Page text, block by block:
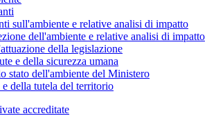
sull'ambiente e relative analisi di impatto
dell'ambiente e relative analisi di impatto
della legislazione
e della sicurezza umana
stato dell'ambiente del Ministero
della tutela del territorio
accreditate